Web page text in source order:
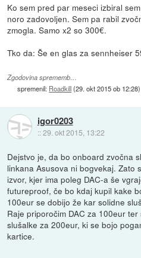
Ko sem pred par meseci izbiral
noro zadovoljen. Sem pa rabil
zmogla. Samo x2 so 300€.
Tko da: Še en glas za sennheiser
Zgodovina sprememb…
spremenil: Roadkill(29. okt 2015 ob 12:28)
igor0203
::29. okt 2015, 13:22
Dejstvo je, da bo onboard zvočna
linkana Asusova ni bogvekaj. Zato
izvor, kjer ima poleg DAC-a še
futureproof, če bo kdaj kupil kake
100eur se dobijo že kar solidne
Raje priporočim DAC za 100eur
slušalke za 200eur, ki se bojo
kartice.